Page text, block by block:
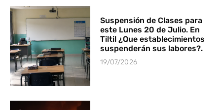
Suspensión de Clases para
este Lunes 20 de Julio. En
Tiltil ¿Que establecimientos
suspenderán sus labores?.
19/07/2026